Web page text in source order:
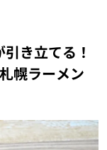
き立てる！
幌ラーメン